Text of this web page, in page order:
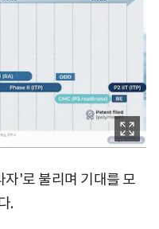
'로 불리며 기대를 모
.